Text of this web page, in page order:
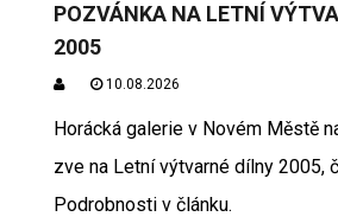
POZVÁNKA NA LETNÍ
2005
10.08.2026
Horácká galerie v Novém Městě
zve na Letní výtvarné dílny 2005,
Podrobnosti v článku.